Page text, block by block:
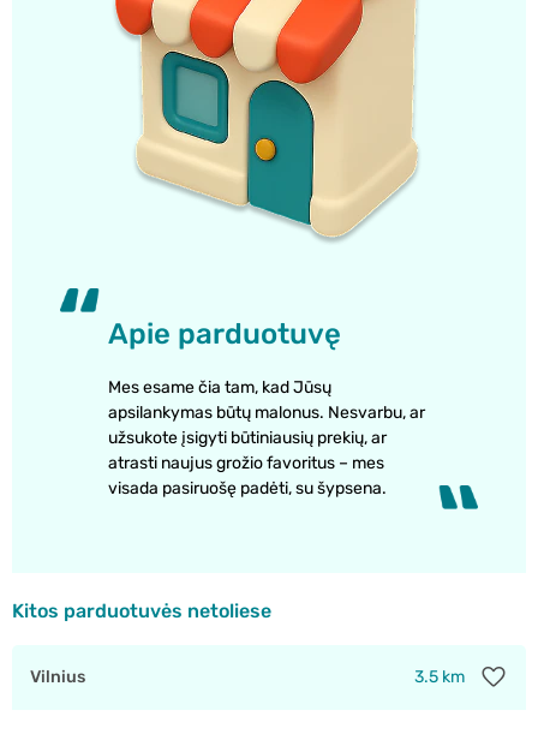
Apie parduotuvę
Mes esame čia tam, kad Jūsų
apsilankymas būtų malonus. Nesvarbu, ar
užsukote įsigyti būtiniausių prekių, ar
atrasti naujus grožio favoritus – mes
visada pasiruošę padėti, su šypsena.
Kitos parduotuvės netoliese
Vilnius 3.5 km